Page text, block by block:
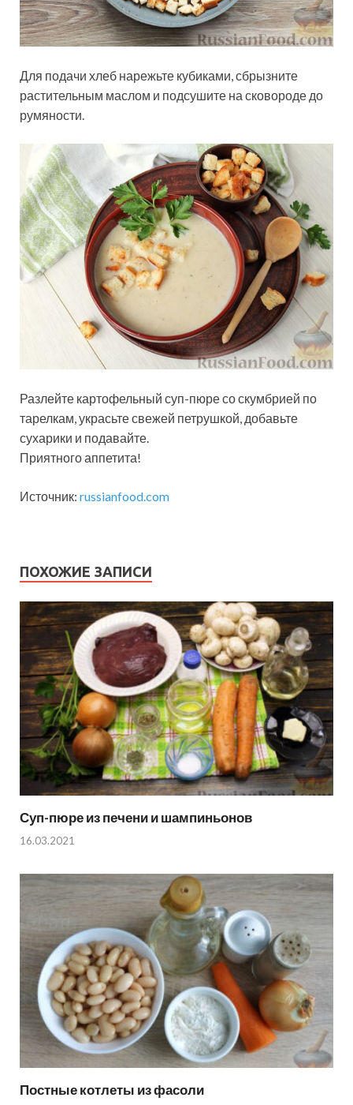
Для подачи хлеб нарежьте кубиками, сбрызните
растительным маслом и подсушите на сковороде до
румяности.
Разлейте картофельный суп-пюре со скумбрией по
тарелкам, украсьте свежей петрушкой, добавьте
сухарики и подавайте.
Приятного аппетита!
Источник: russianfood.com
ПОХОЖИЕ ЗАПИСИ
Суп-пюре из печени и шампиньонов
16.03.2021
Постные котлеты из фасоли